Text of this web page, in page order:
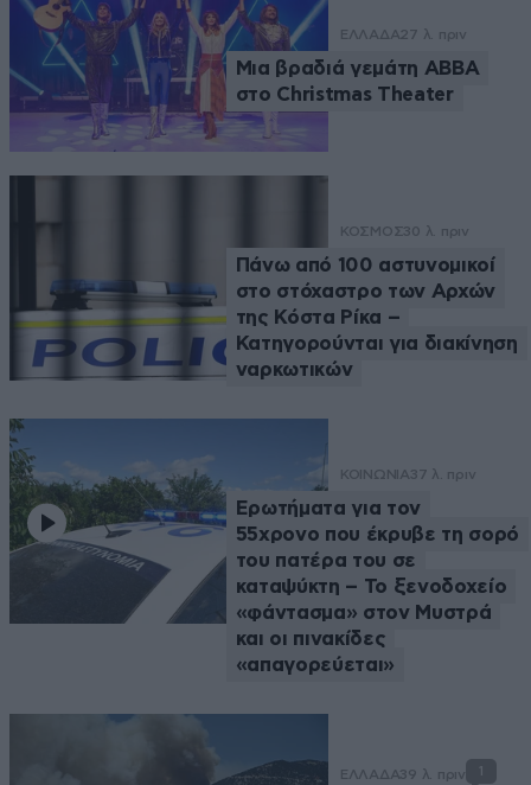
ΕΛΛΑΔΑ27 λ. πριν
Μια βραδιά γεμάτη ABBA
στο Christmas Theater
ΚΟΣΜΟΣ30 λ. πριν
Πάνω από 100 αστυνομικοί
στο στόχαστρο των Αρχών
της Κόστα Ρίκα –
Κατηγορούνται για διακίνηση
ναρκωτικών
ΚΟΙΝΩΝΙΑ37 λ. πριν
Ερωτήματα για τον
55χρονο που έκρυβε τη σορό
του πατέρα του σε
καταψύκτη – Το ξενοδοχείο
«φάντασμα» στον Μυστρά
και οι πινακίδες
«απαγορεύεται»
ΕΛΛΑΔΑ39 λ. πριν 1